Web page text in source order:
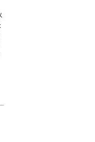
ーラ×クリスマスコ
介！